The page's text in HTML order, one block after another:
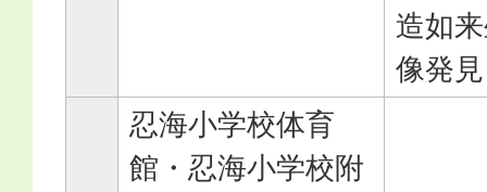
造如
像発見
忍海小学校体育
館・忍海小学校附